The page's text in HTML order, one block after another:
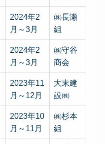
2024年2
月～3月
㈱長瀬
組
2024年2
月～3月
㈱守谷
商会
2023年11
月～12月
大末建
設㈱
2023年10
月～11月
㈱杉本
組